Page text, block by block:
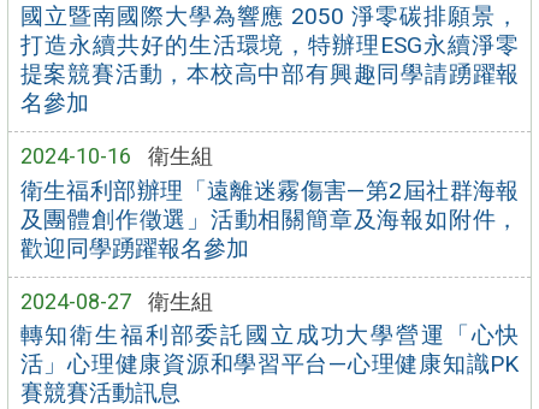
國立暨南國際大學為響應 2050 淨零碳排願景，
打造永續共好的生活環境，特辦理ESG永續淨零
提案競賽活動，本校高中部有興趣同學請踴躍報
名參加
2024-10-16 衛生組
衛生福利部辦理「遠離迷霧傷害—第2屆社群海報
及團體創作徵選」活動相關簡章及海報如附件，
歡迎同學踴躍報名參加
2024-08-27 衛生組
轉知衛生福利部委託國立成功大學營運「心快
活」心理健康資源和學習平台—心理健康知識PK
賽競賽活動訊息